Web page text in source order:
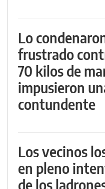
Lo
frustrado
70 kilos de
impusieron
contundente
Los vecinos
en pleno
de los